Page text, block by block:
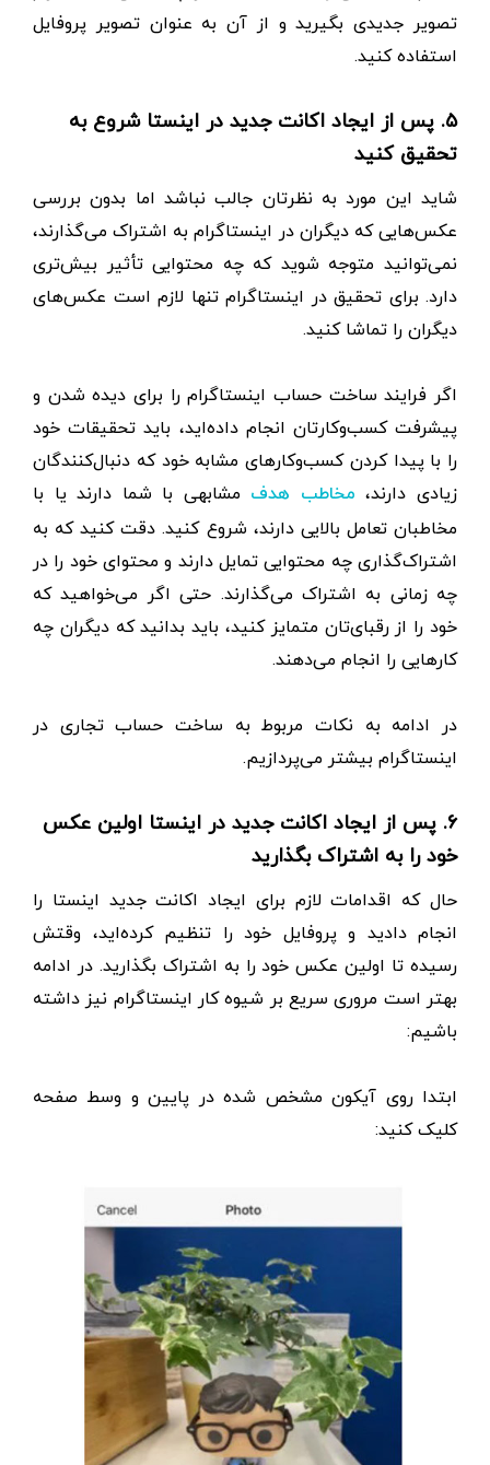
تصویر جدیدی بگیرید و از آن به عنوان تصویر پروفایل
استفاده کنید.
۵. پس از ایجاد اکانت جدید در اینستا شروع به
تحقیق کنید
شاید این مورد به نظرتان جالب نباشد اما بدون بررسی
عکس‌هایی که دیگران در اینستاگرام به اشتراک می‌گذارند،
نمی‌توانید متوجه شوید که چه محتوایی تأثیر بیش‌تری
دارد. برای تحقیق در اینستاگرام تنها لازم است عکس‌های
دیگران را تماشا کنید.
اگر فرایند ساخت حساب اینستاگرام را برای دیده شدن و
پیشرفت کسب‌و‌کارتان انجام داده‌اید، باید تحقیقات خود
را با پیدا کردن کسب‌و‌کار‌های مشابه خود که دنبال‌کنندگان
زیادی دارند، مخاطب هدف مشابهی با شما دارند یا با
مخاطبان تعامل بالایی دارند، شروع کنید. دقت کنید که به
اشتراک‌گذاری چه محتوایی تمایل دارند و محتوای خود را در
چه زمانی به اشتراک می‌گذارند. حتی اگر می‌خواهید که
خود را از رقبای‌تان متمایز کنید، باید بدانید که دیگران چه
کار‌هایی را انجام می‌دهند.
در ادامه به نکات مربوط به ساخت حساب تجاری در
اینستاگرام بیشتر می‌پردازیم.
۶. پس از ایجاد اکانت جدید در اینستا اولین عکس
خود را به اشتراک بگذارید
حال که اقدامات لازم برای ایجاد اکانت جدید اینستا را
انجام دادید و پروفایل خود را تنظیم کرده‌اید، وقتش
رسیده تا اولین عکس خود را به اشتراک بگذارید. در ادامه
بهتر است مروری سریع بر شیوه کار اینستاگرام نیز داشته
باشیم:
ابتدا روی آیکون مشخص شده در پایین و وسط صفحه
کلیک کنید: